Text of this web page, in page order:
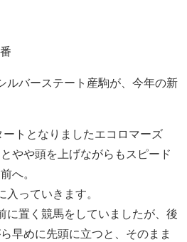
ルバーステート産駒が、今年の新
トとなりましたエコロマーズ
やや頭を上げながらもスピード
へ。
入っていきます。
に置く競馬をしていましたが、後
早めに先頭に立つと、そのまま